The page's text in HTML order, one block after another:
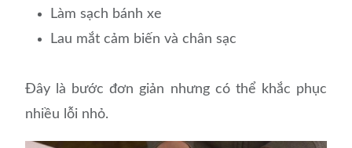
Làm sạch bánh xe
Lau mắt cảm biến và chân sạc
Đây là bước đơn giản nhưng có thể khắc phục
nhiều lỗi nhỏ.